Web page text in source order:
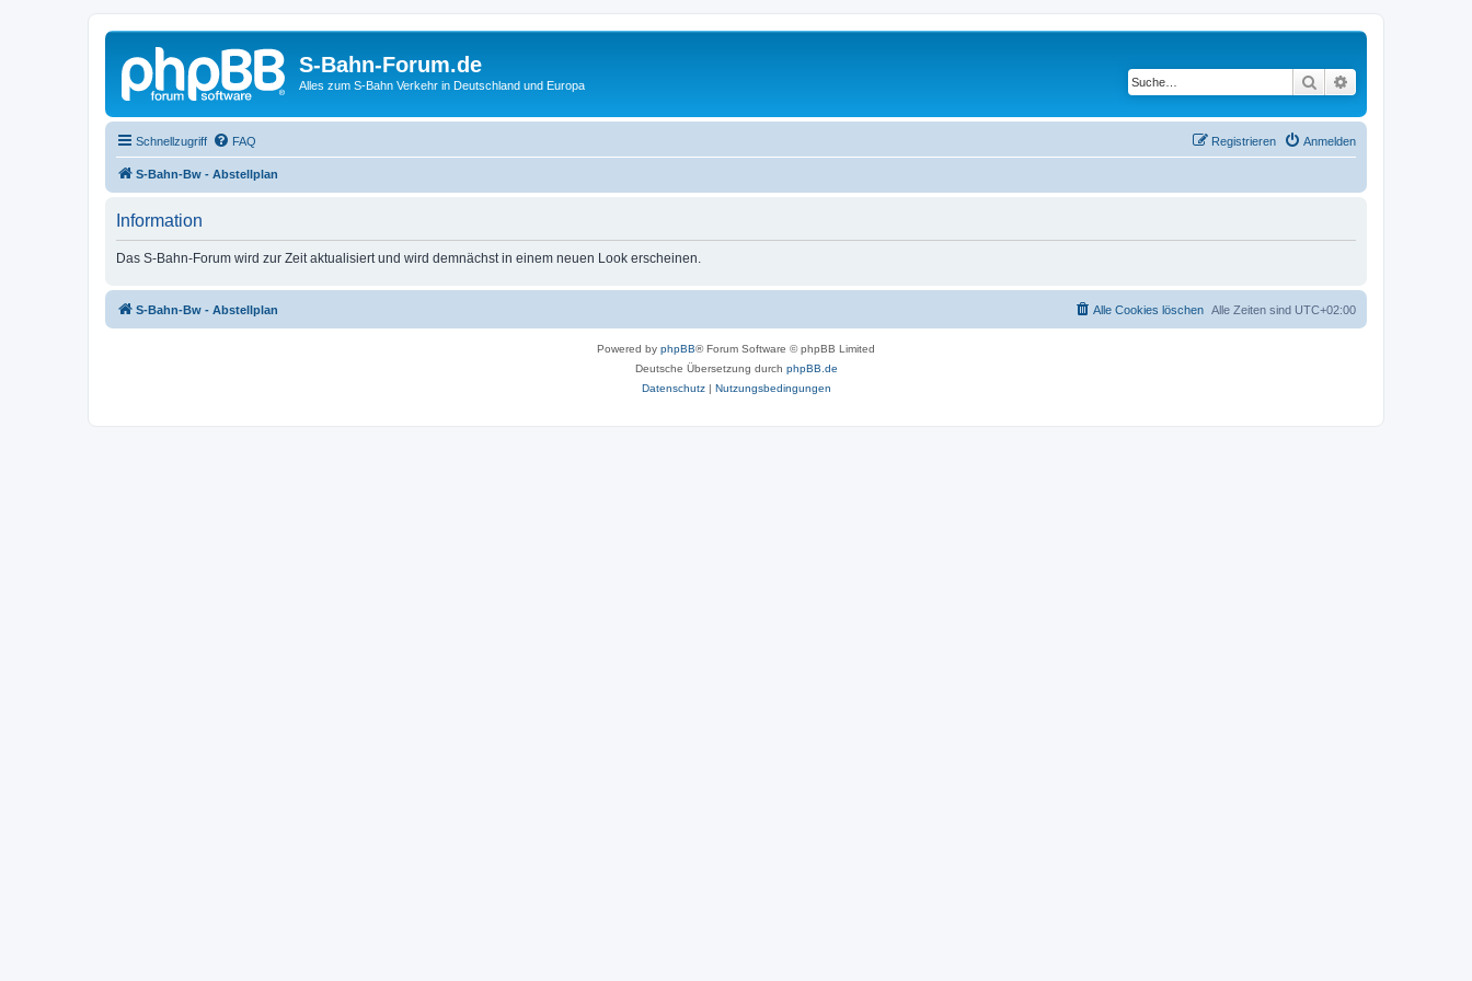
S-Bahn-Forum.de
Alles zum S-Bahn Verkehr in Deutschland und Europa Suche
Schnellzugriff FAQ Anmelden
Registrieren
S-Bahn-Bw - Abstellplan
Information
Das S-Bahn-Forum wird zur Zeit aktualisiert und wird demnächst in einem neuen Look erscheinen.
S-Bahn-Bw - Abstellplan Alle Zeiten sind UTC+02:00
Alle Cookies löschen
Powered by phpBB® Forum Software © phpBB Limited
Deutsche Übersetzung durch phpBB.de
Datenschutz| Nutzungsbedingungen